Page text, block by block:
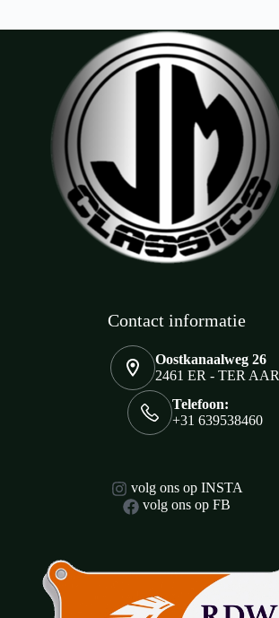
Contact informatie
Oostkanaalweg 26
2461 ER - TER AAR
Telefoon:
+31 639538460
volg ons op INSTA
volg ons op FB